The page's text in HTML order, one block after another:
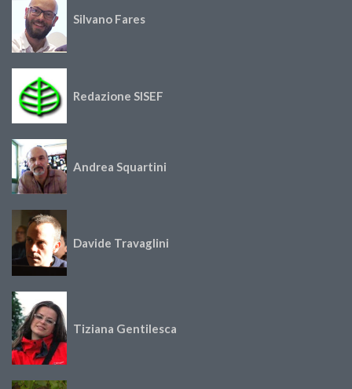
Silvano Fares
Redazione SISEF
Andrea Squartini
Davide Travaglini
Tiziana Gentilesca